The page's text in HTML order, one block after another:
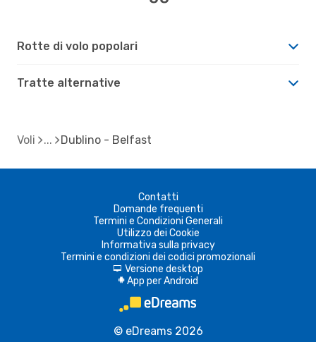
Rotte di volo popolari
Tratte alternative
Voli Dublino - Belfast
Contatti
Domande frequenti
Termini e Condizioni Generali
Utilizzo dei Cookie
Informativa sulla privacy
Termini e condizioni dei codici promozionali
d Versione desktop
A App per Android
© eDreams 2026